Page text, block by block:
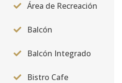
Área de Recreación
Balcón
Balcón Integrado
Bistro Cafe